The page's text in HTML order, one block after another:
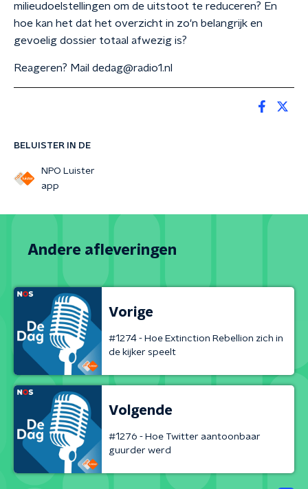
BELUISTER IN DE
NPO Luister
app
milieudoelstellingen om de uitstoot te reduceren? En
hoe kan het dat het overzicht in zo'n belangrijk en
gevoelig dossier totaal afwezig is?
Reageren? Mail dedag@radio1.nl
Andere afleveringen
Vorige
#1274 - Hoe Extinction Rebellion zich in
de kijker speelt
Volgende
#1276 - Hoe Twitter aantoonbaar
guurder werd